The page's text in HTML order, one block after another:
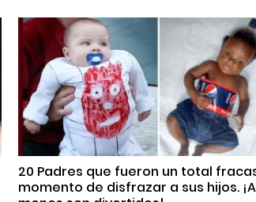
20 Padres que fueron un total
momento de disfrazar a sus hijos.